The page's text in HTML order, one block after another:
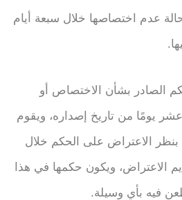
عدم اختصاصها خلال سبعة أيام
الصادر بشأن الاختصاص أو
يومًا من تاريخ إصداره، ويقوم
بنظر الاعتراض على الحكم خلال
الاعتراض، ويكون حكمها في هذا
فيه بأي وسيلة.